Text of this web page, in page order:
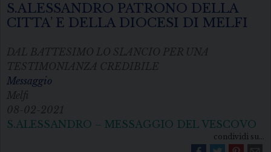
S.ALESSANDRO PATRONO DELLA
CITTA’ E DELLA DIOCESI DI MELFI
DAL BATTESIMO LO SLANCIO PER UNA
TESTIMONIANZA CREDIBILE
Messaggio
Melfi
08-02-2021
S.ALESSANDRO – MESSAGGIO DEL VESCOVO
condividi su...